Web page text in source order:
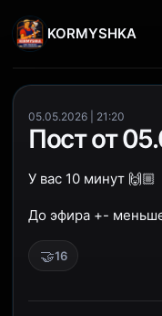
KORMYSHKA
05.05.2026 | 21:20
Пост от
У вас 10 минут 🙌🏼
До эфира +-
🤝16